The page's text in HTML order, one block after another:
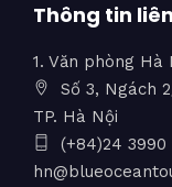
Thông tin
1. Văn phòng Hà
Số 3, Ngách
TP. Hà Nội
(+84)24 3990